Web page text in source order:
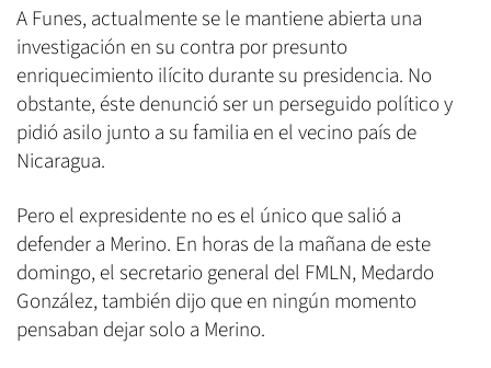
A Funes, actualmente se le mantiene abierta una
investigación en su contra por presunto
enriquecimiento ilícito durante su presidencia. No
obstante, éste denunció ser un perseguido político y
pidió asilo junto a su familia en el vecino país de
Nicaragua.
Pero el expresidente no es el único que salió a
defender a Merino. En horas de la mañana de este
domingo, el secretario general del FMLN, Medardo
González, también dijo que en ningún momento
pensaban dejar solo a Merino.